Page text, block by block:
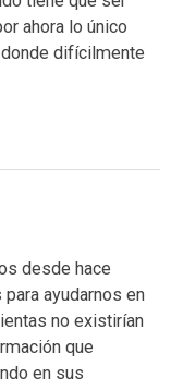
ahora lo único
difícilmente
desde hace
ayudarnos en
no existirían
que
en sus